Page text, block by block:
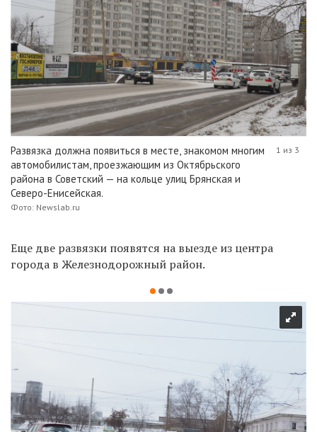
Развязка должна появиться в месте, знакомом многим
автомобилистам, проезжающим из Октябрьского
района в Советский — на кольце улиц Брянская и
Северо-Енисейская.
Фото: Newslab.ru
1 из 3
Еще две развязки появятся на выезде из центра
города в Железнодорожный район.